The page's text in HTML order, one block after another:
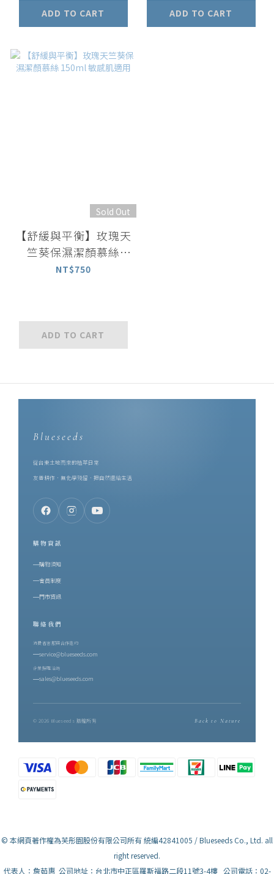
ADD TO CART ADD TO CART
Sold Out
【舒緩與平衡】玫瑰天
竺葵保濕潔顏慕絲
150ml 敏感肌適用
NT$750
ADD TO CART
Blueseeds
從台東土地而來的植萃日常
友善耕作．無化學殘留．把自然還給生活
購物資訊
購物須知
會員制度
門市資訊
聯絡我們
消費者客服與合作邀約
service@blueseeds.com
企業採購洽詢
sales@blueseeds.com
© 2026 Blueseeds 版權所有 Back to Nature
© 本網頁著作權為芙彤園股份有限公司所有 統編42841005 / Blueseeds Co., Ltd. all
right reserved.
代表人：詹茹惠 公司地址：台北市中正區羅斯福路二段11號3-4樓 公司電話：02-